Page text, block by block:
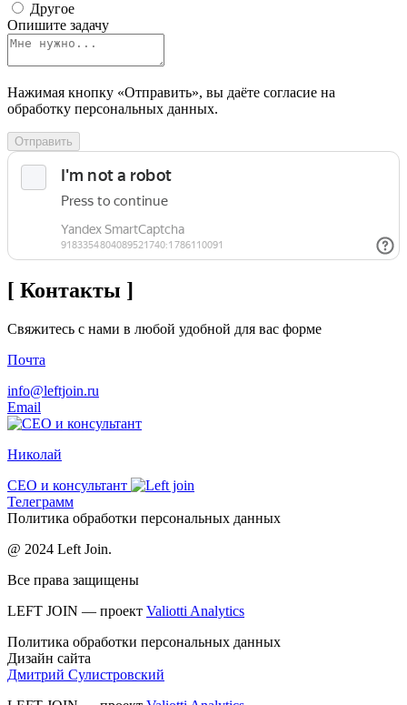
Другое
Опишите задачу
Нажимая кнопку «Отправить», вы даёте согласие на
обработку персональных данных.
Отправить
[ Контакты ]
Свяжитесь с нами в любой удобной для вас форме
Почта
info@leftjoin.ru
Email
Николай
CEO и консультант
Телеграмм
Политика обработки персональных данных
@ 2024 Left Join.
Все права защищены
LEFT JOIN — проект Valiotti Analytics
Политика обработки персональных данных
Дизайн сайта
Дмитрий Сулистровский